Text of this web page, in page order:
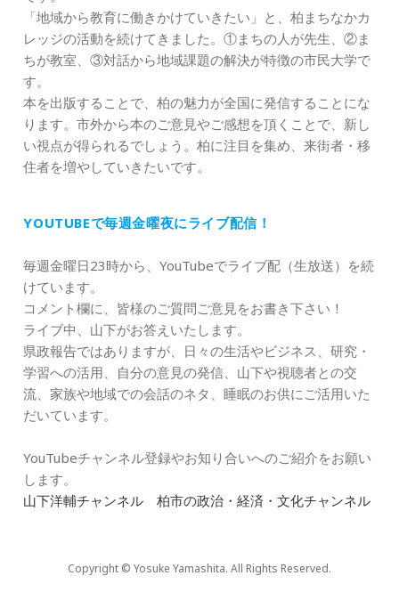
「地域から教育に働きかけていきたい」と、柏まちなかカ
レッジの活動を続けてきました。①まちの人が先生、②ま
ちが教室、③対話から地域課題の解決が特徴の市民大学で
す。
本を出版することで、柏の魅力が全国に発信することにな
ります。市外から本のご意見やご感想を頂くことで、新し
い視点が得られるでしょう。柏に注目を集め、来街者・移
住者を増やしていきたいです。
YOUTUBEで毎週金曜夜にライブ配信！
毎週金曜日23時から、YouTubeでライブ配（生放送）を続
けています。
コメント欄に、皆様のご質問ご意見をお書き下さい！
ライブ中、山下がお答えいたします。
県政報告ではありますが、日々の生活やビジネス、研究・
学習への活用、自分の意見の発信、山下や視聴者との交
流、家族や地域での会話のネタ、睡眠のお供にご活用いた
だいています。
YouTubeチャンネル登録やお知り合いへのご紹介をお願い
します。
山下洋輔チャンネル 柏市の政治・経済・文化チャンネル
Copyright © Yosuke Yamashita. All Rights Reserved.